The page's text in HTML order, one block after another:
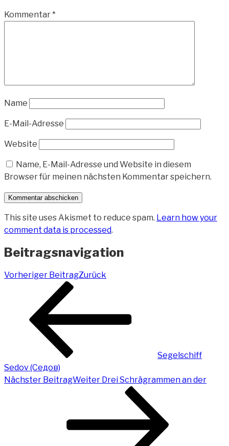
Kommentar*
Name
E-Mail-Adresse
Website
Name, E-Mail-Adresse und Website in diesem
Browser für meinen nächsten Kommentar speichern.
This site uses Akismet to reduce spam. Learn how your
comment data is processed.
Beitragsnavigation
Vorheriger BeitragZurück
Segelschiff
Sedov (Седов)
Nächster BeitragWeiter Drei Schrägrammen an der